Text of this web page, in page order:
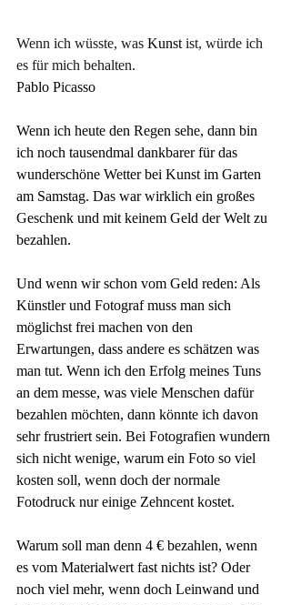
Wenn ich wüsste, was Kunst ist, würde ich
es für mich behalten.
Pablo Picasso
Wenn ich heute den Regen sehe, dann bin
ich noch tausendmal dankbarer für das
wunderschöne Wetter bei Kunst im Garten
am Samstag. Das war wirklich ein großes
Geschenk und mit keinem Geld der Welt zu
bezahlen.
Und wenn wir schon vom Geld reden: Als
Künstler und Fotograf muss man sich
möglichst frei machen von den
Erwartungen, dass andere es schätzen was
man tut. Wenn ich den Erfolg meines Tuns
an dem messe, was viele Menschen dafür
bezahlen möchten, dann könnte ich davon
sehr frustriert sein. Bei Fotografien wundern
sich nicht wenige, warum ein Foto so viel
kosten soll, wenn doch der normale
Fotodruck nur einige Zehncent kostet.
Warum soll man denn 4 € bezahlen, wenn
es vom Materialwert fast nichts ist? Oder
noch viel mehr, wenn doch Leinwand und